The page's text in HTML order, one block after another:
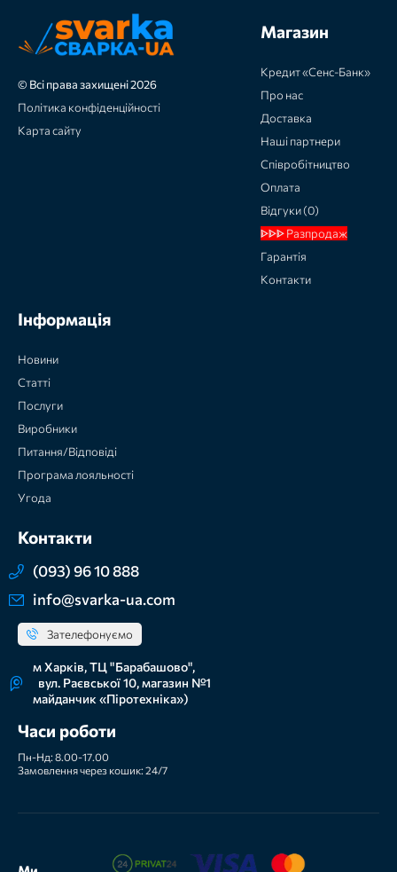
© Всі права захищені 2026
Політика конфіденційності
Карта сайту
Магазин
Кредит «Сенс-Банк»
Про нас
Доставка
Наші партнери
Співробітництво
Оплата
Відгуки (0)
ᐈᐈᐈ Разпродаж
Гарантія
Контакти
Інформація
Новини
Статті
Послуги
Виробники
Питання/Відповіді
Програма лояльності
Угода
Контакти
(093) 96 10 888
info@svarka-ua.com
Зателефонуємо
м Харків, ТЦ "Барабашово",
вул. Раєвської 10, магазин №1
майданчик «Піротехніка»)
Часи роботи
Пн-Нд: 8.00-17.00
Замовлення через кошик: 24/7